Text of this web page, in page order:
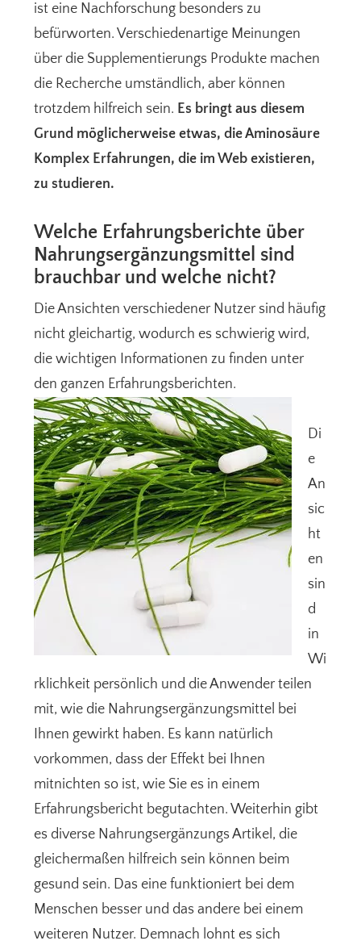
ist eine Nachforschung besonders zu
befürworten. Verschiedenartige Meinungen
über die Supplementierungs Produkte machen
die Recherche umständlich, aber können
trotzdem hilfreich sein. Es bringt aus diesem
Grund möglicherweise etwas, die Aminosäure
Komplex Erfahrungen, die im Web existieren,
zu studieren.
Welche Erfahrungsberichte über
Nahrungsergänzungsmittel sind
brauchbar und welche nicht?
Die Ansichten verschiedener Nutzer sind häufig
nicht gleichartig, wodurch es schwierig wird,
die wichtigen Informationen zu finden unter
den ganzen Erfahrungsberichten.
Di
e
An
sic
ht
en
sin
d
in
Wi
rklichkeit persönlich und die Anwender teilen
mit, wie die Nahrungsergänzungsmittel bei
Ihnen gewirkt haben. Es kann natürlich
vorkommen, dass der Effekt bei Ihnen
mitnichten so ist, wie Sie es in einem
Erfahrungsbericht begutachten. Weiterhin gibt
es diverse Nahrungsergänzungs Artikel, die
gleichermaßen hilfreich sein können beim
gesund sein. Das eine funktioniert bei dem
Menschen besser und das andere bei einem
weiteren Nutzer. Demnach lohnt es sich